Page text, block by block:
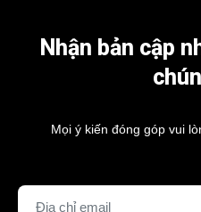
Nhận bản cập
Mọi ý kiến đóng góp vui